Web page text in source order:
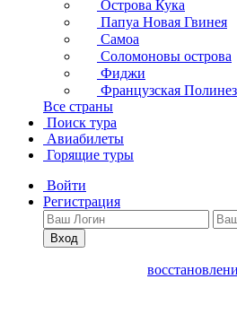
Острова Кука
Папуа Новая Гвинея
Самоа
Соломоновы острова
Фиджи
Французская
Все страны
Поиск тура
Авиабилеты
Горящие туры
Войти
Регистрация
Вход